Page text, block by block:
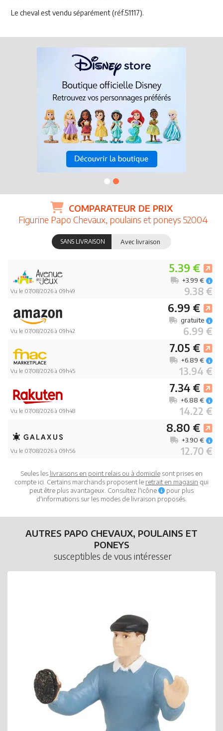
Le cheval est vendu séparément (réf.51117).
COMPARATEUR DE PRIX
Figurine Papo Chevaux, poulains et poneys 52004
SANS LIVRAISON Avec livraison
Vu le 07/08/2026 à 09h49
5.39 €
9.38 €
+3.99 €
Vu le 07/08/2026 à 09h42
6.99 €
6.99 €
gratuite
Vu le 07/08/2026 à 09h45
7.05 €
13.94 €
+6.89 €
Vu le 07/08/2026 à 09h48
7.34 €
14.22 €
+6.88 €
Vu le 07/08/2026 à 09h56
8.80 €
12.70 €
+3.90 €
Seules les livraisons en point relais ou à domicilesont prises en
compte ici. Certains marchands proposent le retrait en magasin qui
peut être plus avantageux. Consultez l'icône
pour plus
d'informations sur les modes de livraison proposés.
AUTRES PAPO CHEVAUX, POULAINS ET
PONEYS
susceptibles de vous intéresser